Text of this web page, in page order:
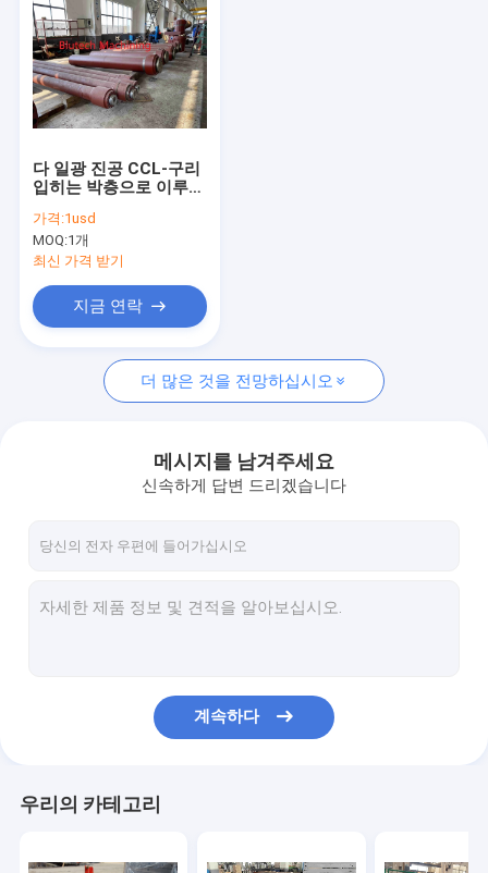
다 일광 진공 CCL-구리
입히는 박층으로 이루어
한 주문품 단 하나 활동
실린더
가격:1usd
MOQ:1개
최신 가격 받기
지금 연락
더 많은 것을 전망하십시오
메시지를 남겨주세요
신속하게 답변 드리겠습니다
계속하다
우리의 카테고리